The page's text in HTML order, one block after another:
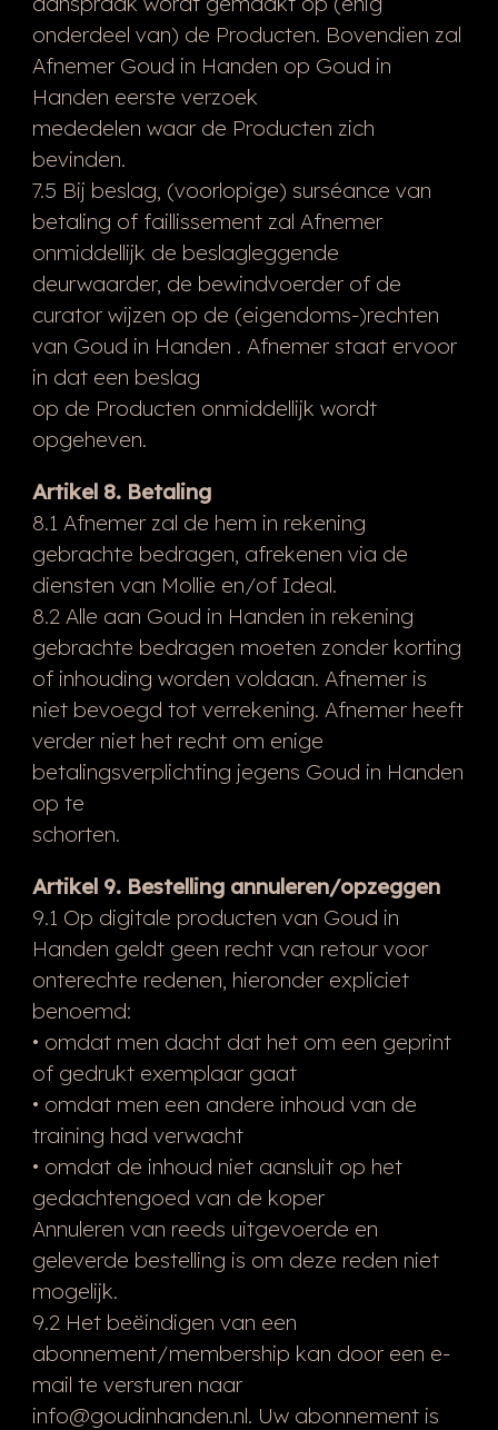
onderdeel van) de Producten. Bovendien zal
Afnemer Goud in Handen op Goud in
Handen eerste verzoek
mededelen waar de Producten zich
bevinden.
7.5 Bij beslag, (voorlopige) surséance van
betaling of faillissement zal Afnemer
onmiddellijk de beslagleggende
deurwaarder, de bewindvoerder of de
curator wijzen op de (eigendoms-)rechten
van Goud in Handen . Afnemer staat ervoor
in dat een beslag
op de Producten onmiddellijk wordt
opgeheven.
Artikel 8. Betaling
8.1 Afnemer zal de hem in rekening
gebrachte bedragen, afrekenen via de
diensten van Mollie en/of Ideal.
8.2 Alle aan Goud in Handen in rekening
gebrachte bedragen moeten zonder korting
of inhouding worden voldaan. Afnemer is
niet bevoegd tot verrekening. Afnemer heeft
verder niet het recht om enige
betalingsverplichting jegens Goud in Handen
op te
schorten.
Artikel 9. Bestelling annuleren/opzeggen
9.1 Op digitale producten van Goud in
Handen geldt geen recht van retour voor
onterechte redenen, hieronder expliciet
benoemd:
• omdat men dacht dat het om een geprint
of gedrukt exemplaar gaat
• omdat men een andere inhoud van de
training had verwacht
• omdat de inhoud niet aansluit op het
gedachtengoed van de koper
Annuleren van reeds uitgevoerde en
geleverde bestelling is om deze reden niet
mogelijk.
9.2 Het beëindigen van een
abonnement/membership kan door een e-
mail te versturen naar
info@goudinhanden.nl. Uw abonnement is